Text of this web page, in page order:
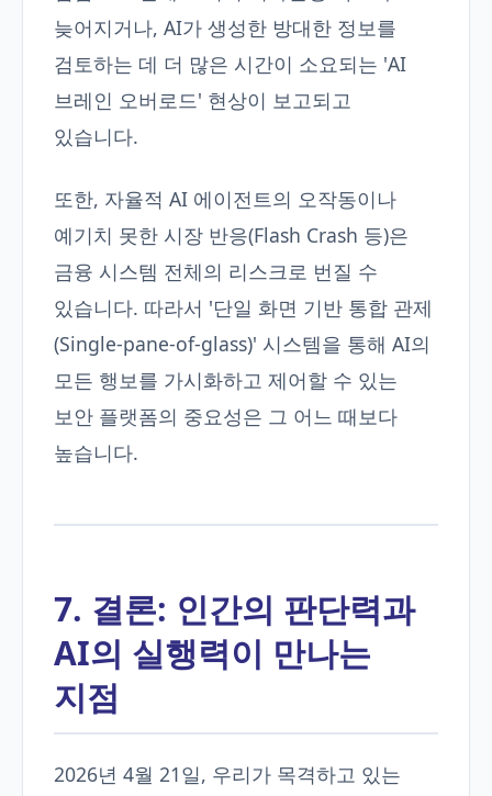
늦어지거나, AI가 생성한 방대한 정보를
검토하는 데 더 많은 시간이 소요되는 'AI
브레인 오버로드' 현상이 보고되고
있습니다.
또한, 자율적 AI 에이전트의 오작동이나
예기치 못한 시장 반응(Flash Crash 등)은
금융 시스템 전체의 리스크로 번질 수
있습니다. 따라서 '단일 화면 기반 통합 관제
(Single-pane-of-glass)' 시스템을 통해 AI의
모든 행보를 가시화하고 제어할 수 있는
보안 플랫폼의 중요성은 그 어느 때보다
높습니다.
7. 결론: 인간의 판단력과
AI의 실행력이 만나는
지점
2026년 4월 21일, 우리가 목격하고 있는